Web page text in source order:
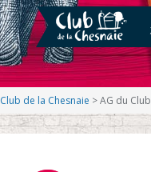
Club de la Chesnaie >AG du Club